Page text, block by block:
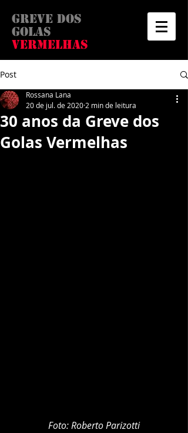
Greve dos
golas
vermelhas
Post
30 anos da Greve dos
Golas Vermelhas
Rossana Lana
20 de jul. de 2020 2 min de leitura
Foto: Roberto Parizotti